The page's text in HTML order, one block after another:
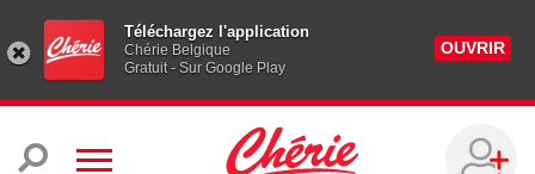
Téléchargez l'application
Chérie Belgique
Gratuit - Sur Google Play
OUVRIR